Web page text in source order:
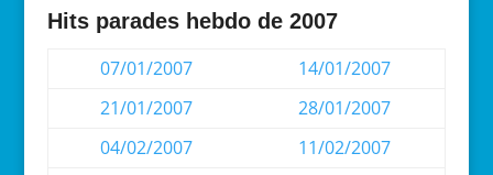
Hits parades hebdo de 2007
07/01/2007
14/01/2007
21/01/2007
28/01/2007
04/02/2007
11/02/2007